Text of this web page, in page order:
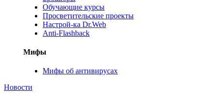
Обучающие курсы
Просветительские проекты
Настрой-ка Dr.Web
Anti-Flashback
Мифы
Мифы об антивирусах
Новости